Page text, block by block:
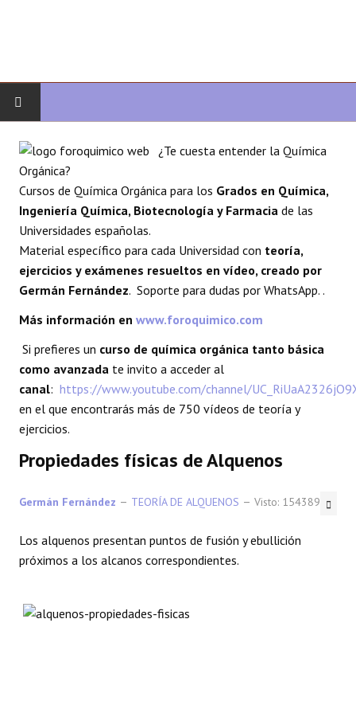
INICIO
QUÍMICA ORGÁNICA
ORGÁNICA AVANZADA
HETEROCICLOS
SÍNTESIS
LAB
¿Te cuesta entender la Química
Orgánica?
Cursos de Química Orgánica para los Grados en Química,
Ingeniería Química, Biotecnología y Farmacia de las
Universidades españolas.
Material específico para cada Universidad con teoría,
ejercicios y exámenes resueltos en vídeo, creado por
Germán Fernández. Soporte para dudas por WhatsApp. .
Más información en www.foroquimico.com
Si prefieres un curso de química orgánica tanto básica
como avanzada te invito a acceder al
canal: https://www.youtube.com/channel/
en el que encontrarás más de 750 vídeos de teoría y
ejercicios.
Propiedades físicas de Alquenos
Germán Fernández TEORÍA DE ALQUENOS Visto: 154389
Los alquenos presentan puntos de fusión y ebullición
próximos a los alcanos correspondientes.